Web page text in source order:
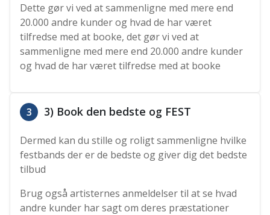
Dette gør vi ved at sammenligne med mere end
20.000 andre kunder og hvad de har været
tilfredse med at booke, det gør vi ved at
sammenligne med mere end 20.000 andre kunder
og hvad de har været tilfredse med at booke
3 3) Book den bedste og FEST
Dermed kan du stille og roligt sammenligne hvilke
festbands der er de bedste og giver dig det bedste
tilbud
Brug også artisternes anmeldelser til at se hvad
andre kunder har sagt om deres præstationer